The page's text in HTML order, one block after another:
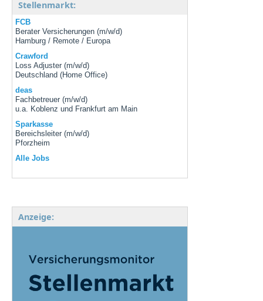
Stellenmarkt:
FCB
Berater Versicherungen (m/w/d)
Hamburg / Remote / Europa
Crawford
Loss Adjuster (m/w/d)
Deutschland (Home Office)
deas
Fachbetreuer (m/w/d)
u.a. Koblenz und Frankfurt am Main
Sparkasse
Bereichsleiter (m/w/d)
Pforzheim
Alle Jobs
Anzeige: